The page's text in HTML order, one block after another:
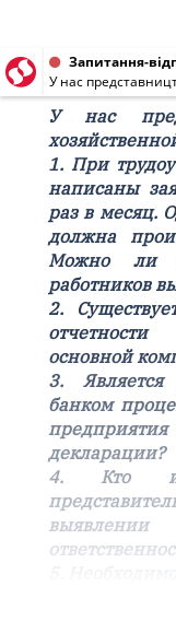
У нас
1. При
написаны
раз в месяц.
должна
Можно ли
работников
2.
отчетности
основной
3.
банком
декларации?
4. Кто
выявлении